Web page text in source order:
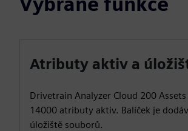
Atributy aktiv a
Drivetrain Analyzer Cloud 200 Assets
14000 atributy aktiv. Balíček je
úložiště souborů.